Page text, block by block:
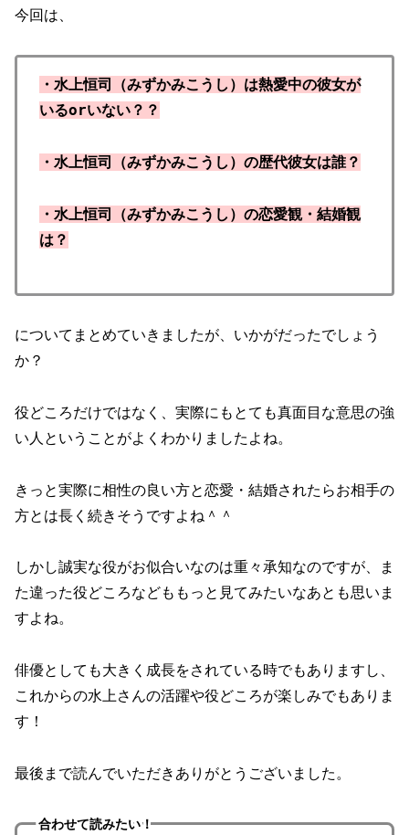
今回は、
・水上恒司（みずかみこうし）は熱愛中の彼女が
いるorいない？？
・水上恒司（みずかみこうし）の歴代彼女は誰？
・水上恒司（みずかみこうし）の恋愛観・結婚観
は？
についてまとめていきましたが、いかがだったでしょう
か？
役どころだけではなく、実際にもとても真面目な意思の強
い人ということがよくわかりましたよね。
きっと実際に相性の良い方と恋愛・結婚されたらお相手の
方とは長く続きそうですよね＾＾
しかし誠実な役がお似合いなのは重々承知なのですが、ま
た違った役どころなどももっと見てみたいなあとも思いま
すよね。
俳優としても大きく成長をされている時でもありますし、
これからの水上さんの活躍や役どころが楽しみでもありま
す！
最後まで読んでいただきありがとうございました。
合わせて読みたい！